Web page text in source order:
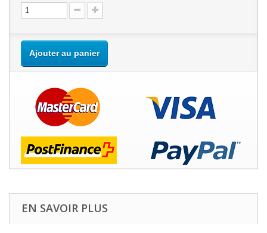
Ajouter au panier
EN SAVOIR PLUS